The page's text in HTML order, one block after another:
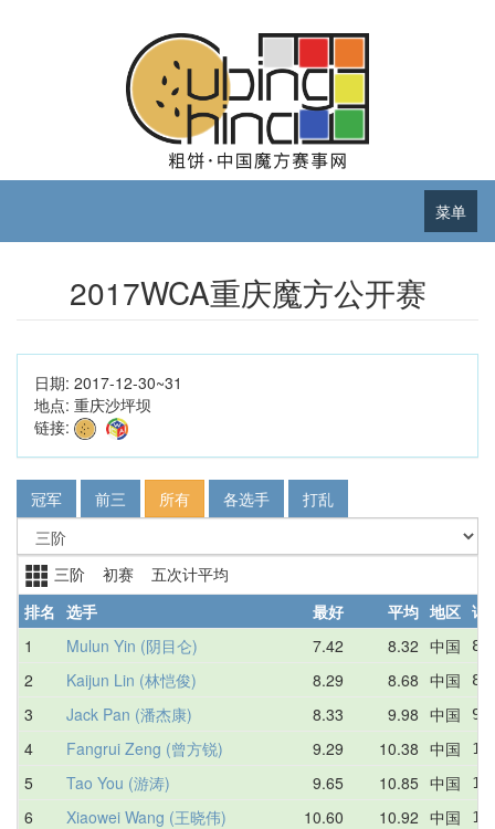
菜单
2017WCA重庆魔方公开赛
日期: 2017-12-30~31
地点: 重庆沙坪坝
链接:
冠军 前三 所有 各选手 打乱
三阶 初赛 五次计平均
排名 选手 最好 平均 地区 详
1
Mulun Yin (阴目仑) 7.42 8.32 中国
2 Kaijun Lin (林恺俊) 8.29 8.68 中国
3 Jack Pan (潘杰康) 8.33 9.98 中国
4 Fangrui Zeng (曾方锐) 9.29 10.38 中国
5 Tao You (游涛) 9.65 10.85 中国
6 Xiaowei Wang (王晓伟) 10.60 10.92 中国